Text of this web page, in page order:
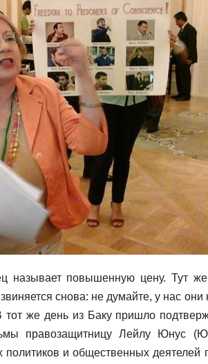
называет повышенную цену. Тут
снова: не думайте, у нас
тот же день из Баку пришло
правозащитницу Лейлу Юнус
политиков и общественных